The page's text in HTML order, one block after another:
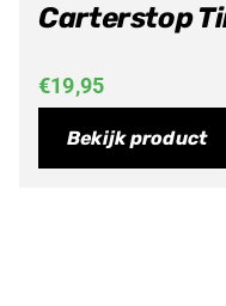
Carterstop
€19,95
Bekijk product